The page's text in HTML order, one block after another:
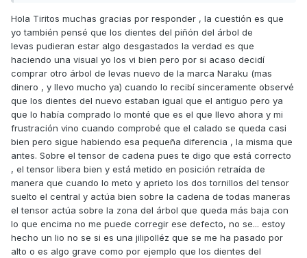
el tornillo del tensor para que actúe el muelle).
También pueden estar desgastados los dientes del piñón y
corona de la distribución y haber cambiado el paso, pero
de eso te hubieras dado cuenta al observarlos.
El ruido que dices que se escucha en el escape cuando
está caliente es sin duda una fuga de compresión por la
válvula de escape porque está adelantada la distribución,
en frío no lo aprecias, porque la holgura de cola de válvula
le sirve de retraso aunque sea mínimo.
Espero que sea lo del tensor y puedas solucionarlo.
Un saludo
Hola Tiritos muchas gracias por responder , la cuestión es que
yo también pensé que los dientes del piñón del árbol de
levas pudieran estar algo desgastados la verdad es que
haciendo una visual yo los vi bien pero por si acaso decidí
comprar otro árbol de levas nuevo de la marca Naraku (mas
dinero , y llevo mucho ya) cuando lo recibí sinceramente observé
que los dientes del nuevo estaban igual que el antiguo pero ya
que lo había comprado lo monté que es el que llevo ahora y mi
frustración vino cuando comprobé que el calado se queda casi
bien pero sigue habiendo esa pequeña diferencia , la misma que
antes. Sobre el tensor de cadena pues te digo que está correcto
, el tensor libera bien y está metido en posición retraída de
manera que cuando lo meto y aprieto los dos tornillos del tensor
suelto el central y actúa bien sobre la cadena de todas maneras
el tensor actúa sobre la zona del árbol que queda más baja con
lo que encima no me puede corregir ese defecto, no se... estoy
hecho un lio no se si es una jilipolléz que se me ha pasado por
alto o es algo grave como por ejemplo que los dientes del